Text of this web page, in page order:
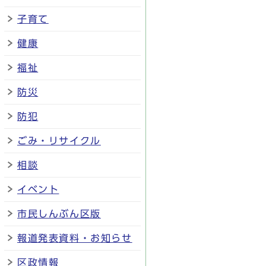
子育て
健康
福祉
防災
防犯
ごみ・リサイクル
相談
イベント
市民しんぶん区版
報道発表資料・お知らせ
区政情報